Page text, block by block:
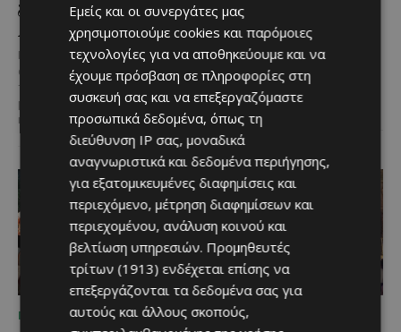
διαφυγής», προειδοποιεί ο
Αντιδήμαρχος
Για ακόμη μία φορά, μια
ανθρώπινη απερισκεψία έφερε
την Κύπρο ένα βήμα πριν από μια
μεγάλη οικολογική
καταστροφή....
Πάφο που πρέπει να
κάνεις
Η Πάφος είναι από τις επαρχίες
που μπορείς να επισκεφθείς
ξανά και ξανά χωρίς να τη
βαρεθείς. Μέσα...
ΠΟΥ ΝΑ ΠΑΣ ΠΟΥ ΝΑ ΠΑΣ
Εμείς και οι συνεργάτες μας
χρησιμοποιούμε cookies και παρόμοιες
τεχνολογίες για να αποθηκεύουμε και να
έχουμε πρόσβαση σε πληροφορίες στη
συσκευή σας και να επεξεργαζόμαστε
προσωπικά δεδομένα, όπως τη
διεύθυνση IP σας, μοναδικά
αναγνωριστικά και δεδομένα περιήγησης,
για εξατομικευμένες διαφημίσεις και
περιεχόμενο, μέτρηση διαφημίσεων και
περιεχομένου, ανάλυση κοινού και
βελτίωση υπηρεσιών. Προμηθευτές
τρίτων (1913) ενδέχεται επίσης να
επεξεργάζονται τα δεδομένα σας για
αυτούς και άλλους σκοπούς,